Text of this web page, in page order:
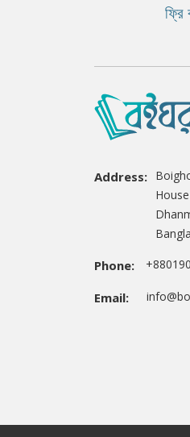
ফ্রি
Address:
Phone:
Email: